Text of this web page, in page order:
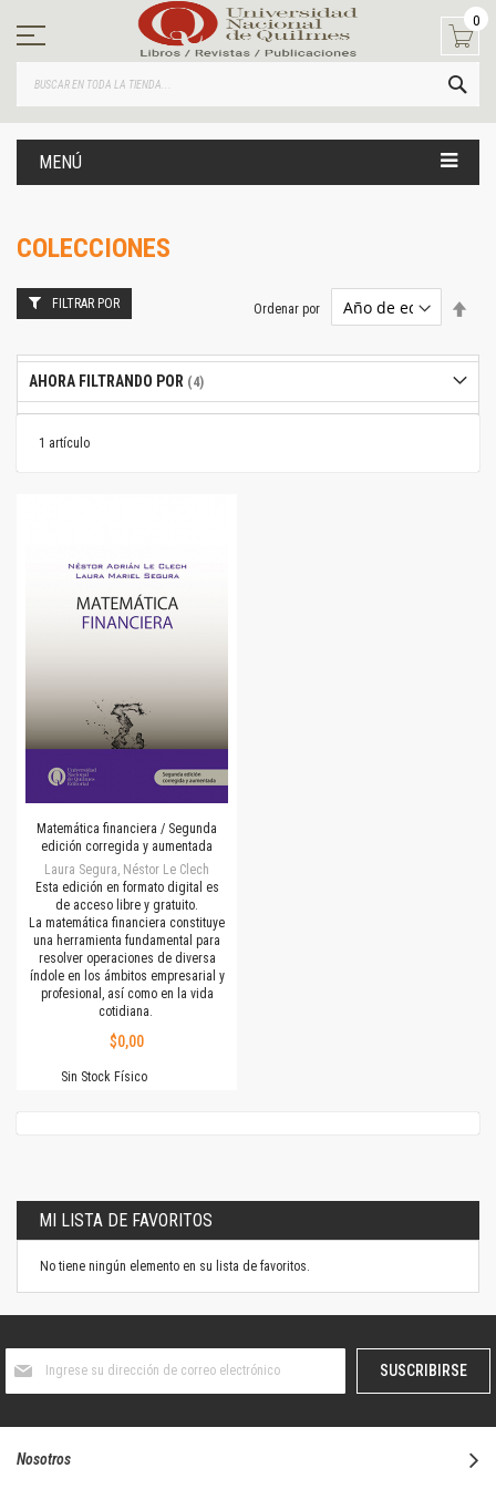
contenido
0
MENÚ
COLECCIONES
1 artículo
Ordenar por
Matemática financiera / Segunda
edición corregida y aumentada
Laura Segura, Néstor Le Clech
Esta edición en formato digital es
de acceso libre y gratuito.
La matemática financiera constituye
una herramienta fundamental para
resolver operaciones de diversa
índole en los ámbitos empresarial y
profesional, así como en la vida
cotidiana.
$0,00
Sin Stock Físico
FILTRAR POR
AHORA FILTRANDO POR
MI LISTA DE FAVORITOS
No tiene ningún elemento en su lista de favoritos.
boletín
SUSCRIBIRSE
Nosotros